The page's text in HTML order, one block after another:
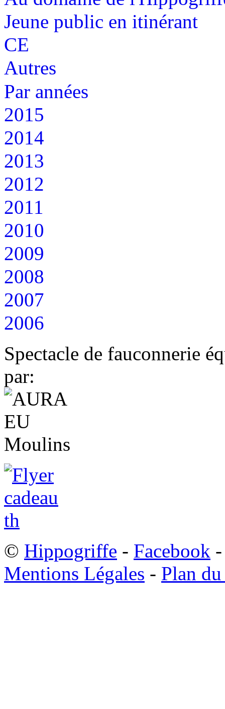
Jeune public en itinérant
CE
Autres
Par années
2015
2014
2013
2012
2011
2010
2009
2008
2007
2006
Spectacle de fauconnerie
par:
© Hippogriffe - Facebook
Mentions Légales - Plan